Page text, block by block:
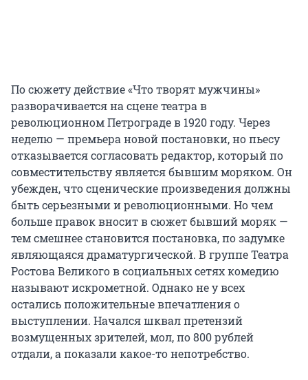
По сюжету действие «Что творят мужчины»
разворачивается на сцене театра в
революционном Петрограде в 1920 году. Через
неделю — премьера новой постановки, но пьесу
отказывается согласовать редактор, который по
совместительству является бывшим моряком. Он
убежден, что сценические произведения должны
быть серьезными и революционными. Но чем
больше правок вносит в сюжет бывший моряк —
тем смешнее становится постановка, по задумке
являющаяся драматургической. В группе Театра
Ростова Великого в социальных сетях комедию
называют искрометной. Однако не у всех
остались положительные впечатления о
выступлении. Начался шквал претензий
возмущенных зрителей, мол, по 800 рублей
отдали, а показали какое-то непотребство.